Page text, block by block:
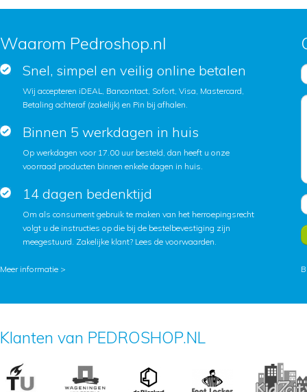
Waarom Pedroshop.nl
Snel, simpel en veilig online betalen
Wij accepteren iDEAL, Bancontact, Sofort, Visa, Mastercard,
Betaling achteraf (zakelijk) en Pin bij afhalen.
Binnen 5 werkdagen in huis
Op werkdagen voor 17.00 uur besteld, dan heeft u onze
voorraad producten binnen enkele dagen in huis.
14 dagen bedenktijd
Om als consument gebruik te maken van het herroepingsrecht
volgt u de instructies op die bij de bestelbevestiging zijn
meegestuurd. Zakelijke klant? Lees de voorwaarden.
Meer informatie >
Klanten van PEDROSHOP.NL